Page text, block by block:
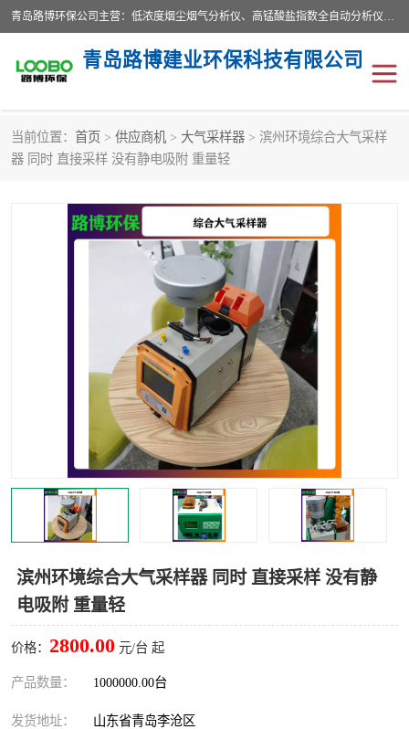
青岛路博环保公司主营：低浓度烟尘烟气分析仪、高锰酸盐指数全自动分析仪、便携式超声波明渠流量计、便携式水质采样器、恒温恒湿称重系统、手持式油烟检测仪等;是一家集环保科研、设计、生产、维护、销售和系统集成为一体的综合性高科技企业。路博人秉承"科学技术是第一生产力的重要理念，倡导环境友好型的生产、生活和消费方式。
青岛路博建业环保科技有限公司
当前位置： 首页 > 供应商机 > 大气采样器 > 滨州环境综合大气采样
器 同时 直接采样 没有静电吸附 重量轻
滨州环境综合大气采样器 同时 直接采样 没有静
电吸附 重量轻
价格： 2800.00 元/台 起
产品数量： 1000000.00台
发货地址： 山东省青岛李沧区
生物安全柜 气体检测仪
水质检测仪 手持式油烟检测仪
恒温恒湿称重系统 二恶英采集器
LB-8110降水降尘采样器
便携式水质采样器 LB-7035油气回收
便携式超声波明渠流量计 大气环境采样器
LB-4200高锰酸盐指数仪 LB-62便携式烟气分析仪
烟尘烟气设备 大气采样器
粉尘设备
新宇宙仪器
烟尘净化器